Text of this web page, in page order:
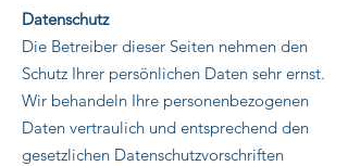
Datenschutz
Die Betreiber dieser Seiten nehmen den
Schutz Ihrer persönlichen Daten sehr ernst.
Wir behandeln Ihre personenbezogenen
Daten vertraulich und entsprechend den
gesetzlichen Datenschutzvorschriften